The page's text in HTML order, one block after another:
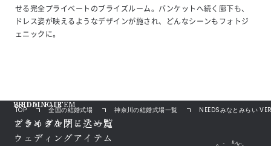
せる完全プライベートのブライズルーム。バンケットへ続く廊下も、
ドレス姿が映えるようなデザインが施され、どんなシーンもフォトジ
ェニックに。
BRIDAL FAIR
ブライダルフェア一覧
WEDDING ITEM
ときめきを閉じ込めた
ウェディングアイテム
TOP 全国の結婚式場 神奈川の結婚式場一覧 NEEDSみなとみらい